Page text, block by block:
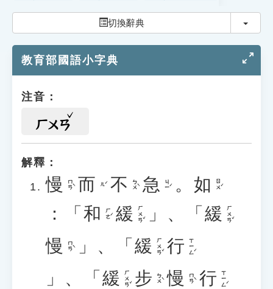
貓頭鷹博士
切換辭典 切換
教育部國語小字典
注音：
ㄏㄨㄢ
解釋：
慢 ㄇㄢˋ 而 ㄦˊ 不 ㄅㄨˋ 急 ㄐㄧˊ 。 如 ㄖㄨˊ
：「 和 ㄏㄜˊ 緩 ㄏㄨㄢˇ 」、「 緩 ㄏㄨㄢˇ
慢 ㄇㄢˋ 」、「 緩 ㄏㄨㄢˇ 行 ㄒㄧㄥˊ
」、「 緩 ㄏㄨㄢˇ 步 ㄅㄨˋ 慢 ㄇㄢˋ 行 ㄒㄧㄥˊ